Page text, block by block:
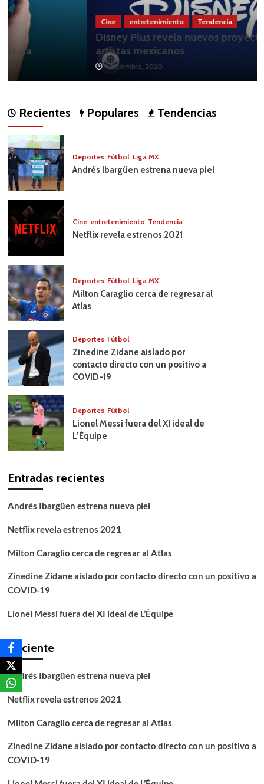
Cine entretenimiento Tendencia
Disney Plus revela nuevos proyectos con
artistas mexicanos
Recientes Populares Tendencias
Deportes Fútbol Liga MX
Andrés Ibargüen estrena nueva piel
Cine entretenimiento Tendencia
Netflix revela estrenos 2021
Deportes Fútbol Liga MX
Milton Caraglio cerca de regresar al
Atlas
Deportes Fútbol
Zinedine Zidane aislado por
contacto directo con un positivo a
COVID-19
Deportes Fútbol
Lionel Messi fuera del XI ideal de
L’Équipe
Entradas recientes
Andrés Ibargüen estrena nueva piel
Netflix revela estrenos 2021
Milton Caraglio cerca de regresar al Atlas
Zinedine Zidane aislado por contacto directo con un positivo a
COVID-19
Lionel Messi fuera del XI ideal de L’Équipe
Reciente
Andrés Ibargüen estrena nueva piel
Netflix revela estrenos 2021
Milton Caraglio cerca de regresar al Atlas
Zinedine Zidane aislado por contacto directo con un positivo a
COVID-19